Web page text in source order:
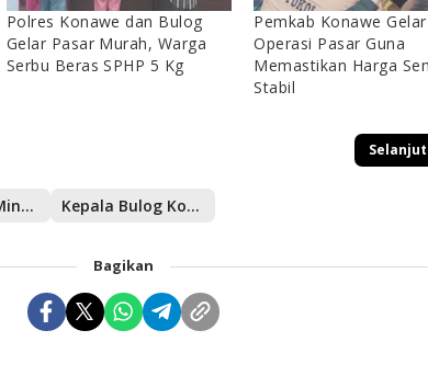
Polres Konawe dan Bulog
Gelar Pasar Murah, Warga
Serbu Beras SPHP 5 Kg
Pemkab Konawe Gelar
Operasi Pasar Guna
Memastikan Harga
Stabil
Kelangkaan Minya Goreng Kepala Bulog Konawe
Bagikan